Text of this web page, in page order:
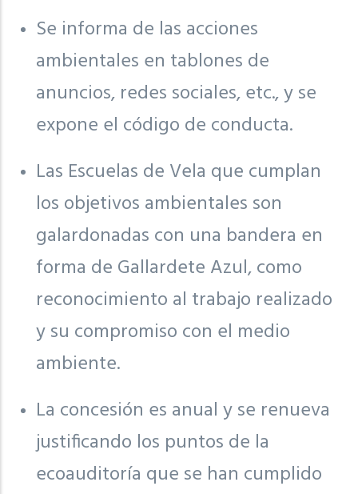
Se informa de las acciones
ambientales en tablones de
anuncios, redes sociales, etc., y se
expone el código de conducta.
Las Escuelas de Vela que cumplan
los objetivos ambientales son
galardonadas con una bandera en
forma de Gallardete Azul, como
reconocimiento al trabajo realizado
y su compromiso con el medio
ambiente.
La concesión es anual y se renueva
justificando los puntos de la
ecoauditoría que se han cumplido